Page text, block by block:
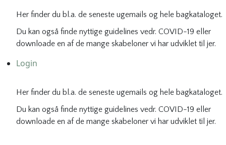
Her finder du bl.a. de seneste ugemails og hele bagkataloget.
Du kan også finde nyttige guidelines vedr. COVID-19 eller
downloade en af de mange skabeloner vi har udviklet til jer.
Login
Her finder du bl.a. de seneste ugemails og hele bagkataloget.
Du kan også finde nyttige guidelines vedr. COVID-19 eller
downloade en af de mange skabeloner vi har udviklet til jer.